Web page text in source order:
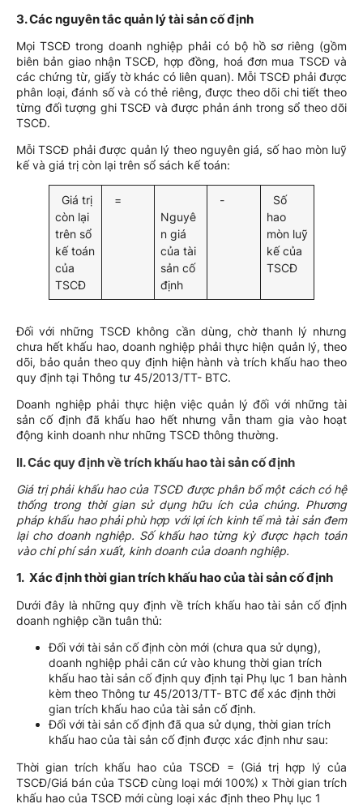
3. Các nguyên tắc quản lý tài sản cố định
Mọi TSCĐ trong doanh nghiệp phải có bộ hồ sơ riêng (gồm
biên bản giao nhận TSCĐ, hợp đồng, hoá đơn mua TSCĐ và
các chứng từ, giấy tờ khác có liên quan). Mỗi TSCĐ phải được
phân loại, đánh số và có thẻ riêng, được theo dõi chi tiết theo
từng đối tượng ghi TSCĐ và được phản ánh trong sổ theo dõi
TSCĐ.
Mỗi TSCĐ phải được quản lý theo nguyên giá, số hao mòn luỹ
kế và giá trị còn lại trên sổ sách kế toán:
Giá trị
còn lại
trên sổ
kế toán
của
TSCĐ
=
Nguyê
n giá
của tài
sản cố
định
-
Số
hao
mòn luỹ
kế của
TSCĐ
Đối với những TSCĐ không cần dùng, chờ thanh lý nhưng
chưa hết khấu hao, doanh nghiệp phải thực hiện quản lý, theo
dõi, bảo quản theo quy định hiện hành và trích khấu hao theo
quy định tại Thông tư 45/2013/TT- BTC.
Doanh nghiệp phải thực hiện việc quản lý đối với những tài
sản cố định đã khấu hao hết nhưng vẫn tham gia vào hoạt
động kinh doanh như những TSCĐ thông thường.
II. Các quy định về trích khấu hao tài sản cố định
Giá trị phải khấu hao của TSCĐ được phân bổ một cách có hệ
thống trong thời gian sử dụng hữu ích của chúng. Phương
pháp khấu hao phải phù hợp với lợi ích kinh tế mà tài sản đem
lại cho doanh nghiệp. Số khấu hao từng kỳ được hạch toán
vào chi phí sản xuất, kinh doanh của doanh nghiệp.
1. Xác định thời gian trích khấu hao của tài sản cố định
Dưới đây là những quy định về trích khấu hao tài sản cố định
doanh nghiệp cần tuân thủ:
Đối với tài sản cố định còn mới (chưa qua sử dụng),
doanh nghiệp phải căn cứ vào khung thời gian trích
khấu hao tài sản cố định quy định tại Phụ lục 1 ban hành
kèm theo Thông tư 45/2013/TT- BTC để xác định thời
gian trích khấu hao của tài sản cố định.
Đối với tài sản cố định đã qua sử dụng, thời gian trích
khấu hao của tài sản cố định được xác định như sau:
Thời gian trích khấu hao của TSCĐ = (Giá trị hợp lý của
TSCĐ/Giá bán của TSCĐ cùng loại mới 100%) x Thời gian trích
khấu hao của TSCĐ mới cùng loại xác định theo Phụ lục 1